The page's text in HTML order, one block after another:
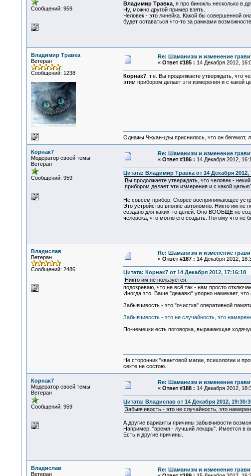
Сообщений: 959
Владимир Травка, я про бинокль несколько в
Ну, можно другой пример взять.
Человек - это линейка. Какой бы совершенной
будет оставаться что-то за рамками
Владимир Травка
Ветеран
Сообщений: 1238
Re: Шаманизм и изменение
« Ответ #185 : 14 Декабря 2012,
Корнак7, т.е. Вы продолжаете утверждать, что
этим прибором делает эти измерения и с какой
Однажы Чжуан-цзы приснилось, что он бегемот,
Корнак7
Модератор своей темы
Ветеран
Сообщений: 959
Re: Шаманизм и изменение
« Ответ #186 : 14 Декабря 2012,
Цитата: Владимир Травка от 14 Декабря 2012,
Вы продолжаете утверждать, что человек -
прибором делает эти измерения и с какой
Не совсем прибор. Скорее воспринимающее
Это устройство вполне автономно. Никто им не
создано для каких-то целей. Оно ВООБЩЕ не
человека, что могло его создать. Потому что не
Владислав
Ветеран
Сообщений: 2486
Re: Шаманизм и изменение
« Ответ #187 : 14 Декабря 2012,
Цитата: Корнак7 от 14 Декабря 2012, 17:16:18
Никто им не пользуется.
подозреваю, что не всё так - нам просто
Иногда это Ваше "дежавю" упорно намекает, что
Забывчивость - это "очистка" оперативной
Забывчивость - это не случайность, это
По-немецки есть поговорка, выражающая
Не сторонник "квантовой магии, психологии и
секте не состою.
Корнак7
Модератор своей темы
Ветеран
Сообщений: 959
Re: Шаманизм и изменение
« Ответ #188 : 14 Декабря 2012,
Цитата: Владислав от 14 Декабря 2012,
Забывчивость - это не случайность, это
А другие варианты причины забывчивости
Например, "время - лучший лекарь". Имеется в
Есть и другие причины.
Владислав
Ветеран
Re: Шаманизм и изменение